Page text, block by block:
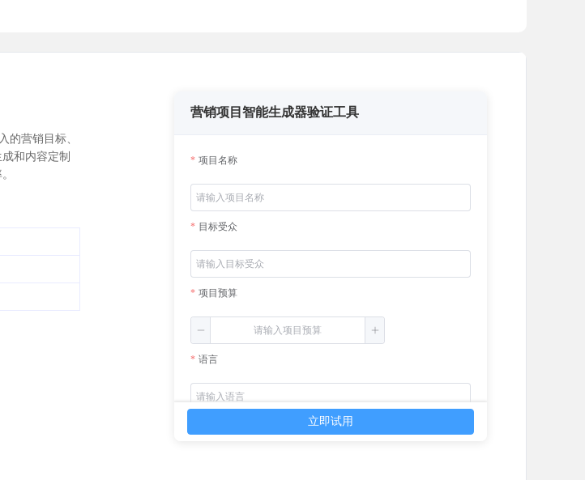
的营销目标、
和内容定制
营销项目智能生成器验证工具
项目名称
目标受众
项目预算
语言
立即试用